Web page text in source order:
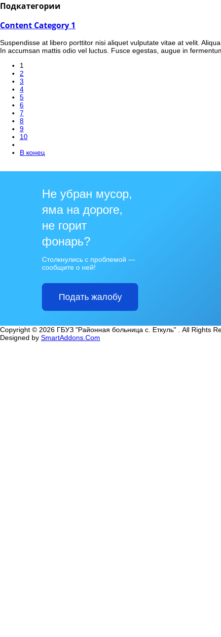
Подкатегории
Content Category 1
Suspendisse at libero porttitor nisi aliquet vulputate vitae at velit.
In accumsan mattis odio vel luctus. Fusce egestas, augue in
1
2
3
4
5
6
7
8
9
10
В конец
Не убран мусор,
яма на дороге,
не горит
фонарь?
Столкнулись с проблемой —
сообщите о ней!
Подать жалобу
Copyright © 2026 ГБУЗ "Районная больница с. Еткуль" . All Rights
Designed by SmartAddons.Com